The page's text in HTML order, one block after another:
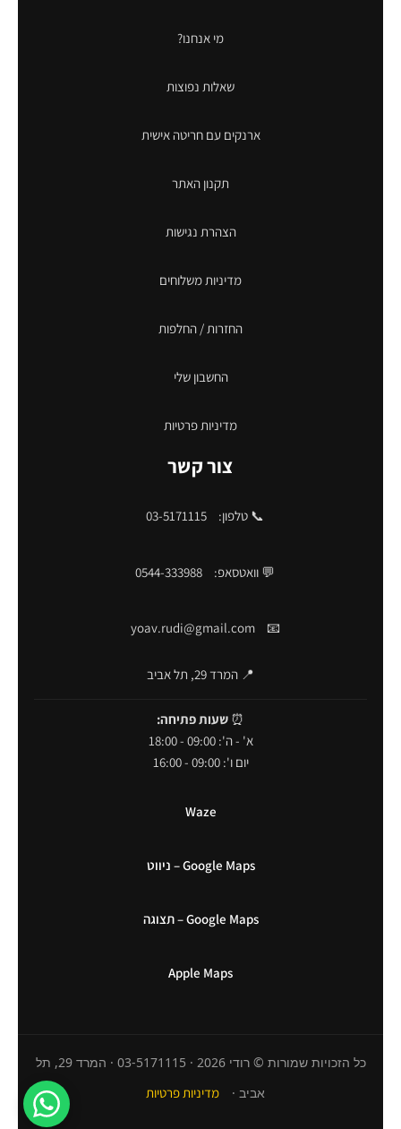
מי אנחנו?
שאלות נפוצות
ארנקים עם חריטה אישית
תקנון האתר
הצהרת נגישות
מדיניות משלוחים
החזרות / החלפות
החשבון שלי
מדיניות פרטיות
צור קשר
📞 טלפון: 03-5171115
💬 וואטסאפ: 0544-333988
📧
yoav.rudi@gmail.com
📍 המרד 29, תל אביב
⏰ שעות פתיחה:
א' - ה': 09:00 - 18:00
יום ו': 09:00 - 16:00
Waze
Google Maps – ניווט
Google Maps – תצוגה
Apple Maps
כל הזכויות שמורות © רודי 2026 · 03-5171115 · המרד 29, תל
אביב ·
מדיניות פרטיות